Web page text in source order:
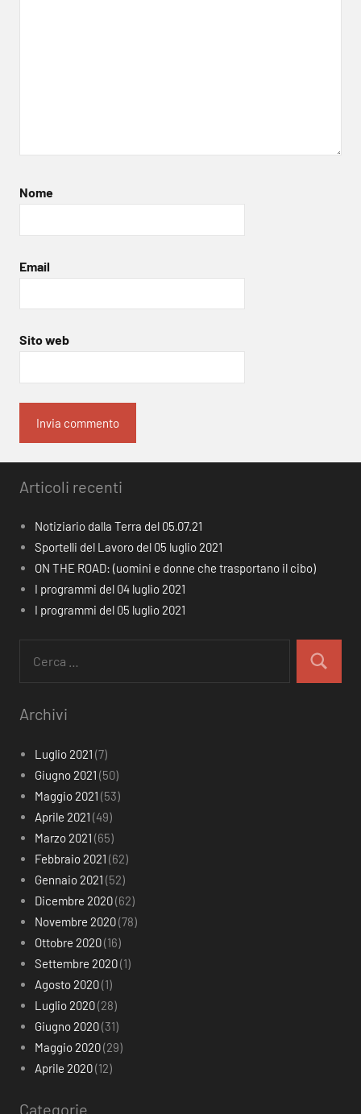
Nome
Email
Sito web
Articoli recenti
Notiziario dalla Terra del 05.07.21
Sportelli del Lavoro del 05 luglio 2021
ON THE ROAD: (uomini e donne che trasportano il cibo)
I programmi del 04 luglio 2021
I programmi del 05 luglio 2021
per:
Cerca
Archivi
Luglio 2021 (7)
Giugno 2021 (50)
Maggio 2021 (53)
Aprile 2021 (49)
Marzo 2021 (65)
Febbraio 2021 (62)
Gennaio 2021 (52)
Dicembre 2020(62)
Novembre 2020(78)
Ottobre 2020(16)
Settembre 2020(1)
Agosto 2020(1)
Luglio 2020(28)
Giugno 2020(31)
Maggio 2020(29)
Aprile 2020(12)
Categorie